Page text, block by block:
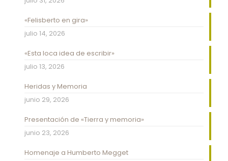
«Felisberto en gira»
julio 14, 2026
«Esta loca idea de escribir»
julio 13, 2026
Heridas y Memoria
junio 29, 2026
Presentación de «Tierra y memoria»
junio 23, 2026
Homenaje a Humberto Megget